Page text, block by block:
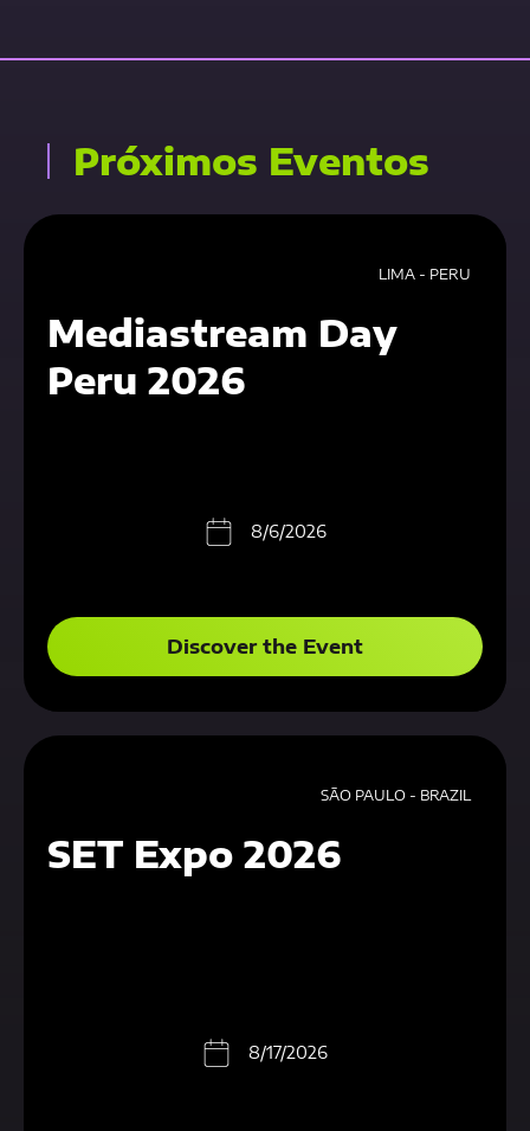
Próximos Eventos
Mediastream Day
Peru 2026
LIMA - PERU
8/6/2026
Discover the Event
SET Expo 2026
SÃO PAULO - BRAZIL
8/17/2026